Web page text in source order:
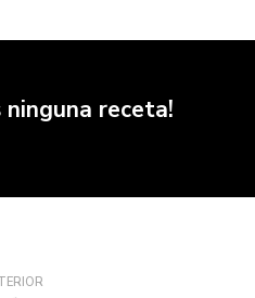
ninguna receta!